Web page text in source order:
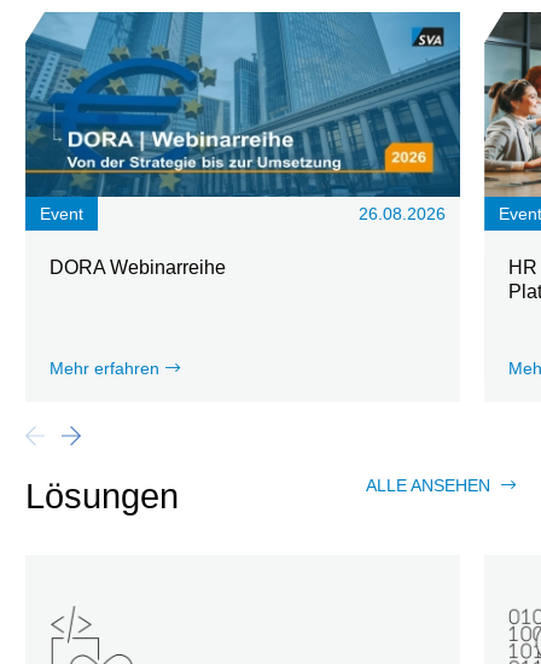
Event 26.08.2026
DORA Webinarreihe
Mehr erfahren
Lösungen ALLE ANSEHEN